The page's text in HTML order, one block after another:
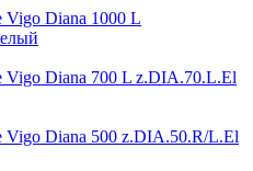
Vigo Diana 1000 L
Vigo Diana 700 L z.DIA.70.L.El
Vigo Diana 500 z.DIA.50.R/L.El